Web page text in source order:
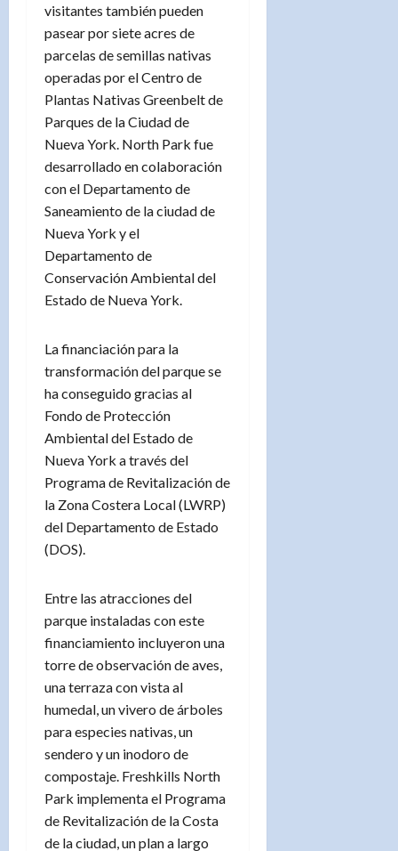
visitantes también pueden
pasear por siete acres de
parcelas de semillas nativas
operadas por el Centro de
Plantas Nativas Greenbelt de
Parques de la Ciudad de
Nueva York. North Park fue
desarrollado en colaboración
con el Departamento de
Saneamiento de la ciudad de
Nueva York y el
Departamento de
Conservación Ambiental del
Estado de Nueva York.
La financiación para la
transformación del parque se
ha conseguido gracias al
Fondo de Protección
Ambiental del Estado de
Nueva York a través del
Programa de Revitalización de
la Zona Costera Local (LWRP)
del Departamento de Estado
(DOS).
Entre las atracciones del
parque instaladas con este
financiamiento incluyeron una
torre de observación de aves,
una terraza con vista al
humedal, un vivero de árboles
para especies nativas, un
sendero y un inodoro de
compostaje. Freshkills North
Park implementa el Programa
de Revitalización de la Costa
de la ciudad, un plan a largo